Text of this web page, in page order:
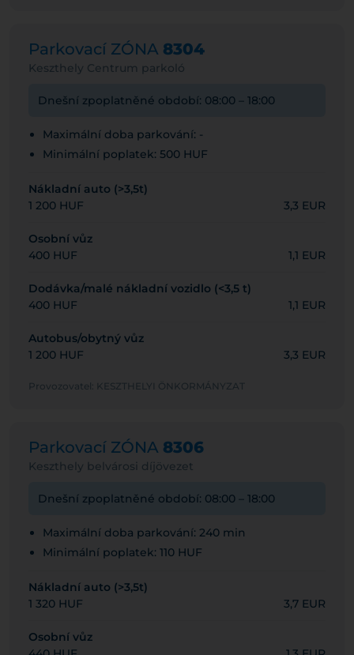
Parkovací ZÓNA 8304
Keszthely Centrum parkoló
Dnešní zpoplatněné období: 08:00 – 18:00
Maximální doba parkování: -
Minimální poplatek: 500 HUF
Nákladní auto (>3,5t)
1 200 HUF
3,3 EUR
Osobní vůz
400 HUF
1,1 EUR
Dodávka/malé nákladní vozidlo (<3,5 t)
400 HUF
1,1 EUR
Autobus/obytný vůz
1 200 HUF
3,3 EUR
Provozovatel: KESZTHELYI ÖNKORMÁNYZAT
Parkovací ZÓNA 8306
Keszthely belvárosi díjövezet
Dnešní zpoplatněné období: 08:00 – 18:00
Maximální doba parkování: 240 min
Minimální poplatek: 110 HUF
Nákladní auto (>3,5t)
1 320 HUF
3,7 EUR
Osobní vůz